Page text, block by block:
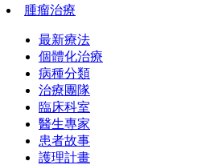
腫瘤治療
最新療法
個體化治療
病種分類
治療團隊
臨床科室
醫生專家
患者故事
護理計畫